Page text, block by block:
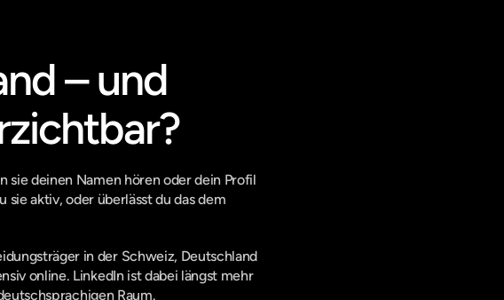
– und
sie deinen Namen hören oder dein Profil
aktiv, oder überlässt du das dem
in der Schweiz, Deutschland
online. LinkedIn ist dabei längst mehr
Raum.